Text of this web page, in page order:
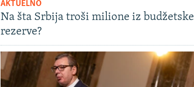
AKTUELNO
Na šta Srbija troši milione iz budžetske
rezerve?